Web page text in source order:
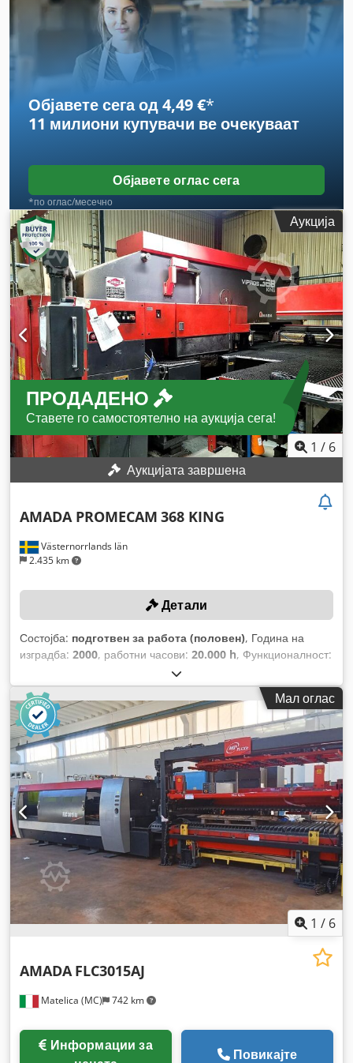
3.050 мм
, растојание на движење на Х-оската:4.000 мм,
движење по оската Y:1.270 мм , максимална должина на
8.300 мм, број на оски:
Објавете сега од 4,49 €*
11 милиони купувачи ве очекуваат
Објавете оглас сега
*по оглас/месечно
Аукција
ПРОДАДЕНО
Ставете го самостоятелно на аукција сега!
1 / 6
Аукцијата завршена
Västernorrlands län
2.435 km
AMADA PROMECAM 368 KING
Детали
Состојба: подготвен за работа (половен), Година на
изградба: 2000, работни часови: 20.000 h, Функционалност:
, максимална должина на
работниот предмет:3.000 мм, максимална ширина на
работното парче:1.500 мм, Мал оглас
1 / 6
Matelica (MC) 742 km
AMADA FLC3015AJ
Повикајте